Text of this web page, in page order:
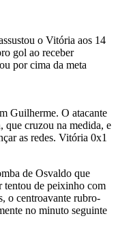
o Vitória aos 14
gol ao receber
por cima da meta
Guilherme. O atacante
que cruzou na medida, e
as redes. Vitória 0x1
de Osvaldo que
tentou de peixinho com
o centroavante rubro-
no minuto seguinte